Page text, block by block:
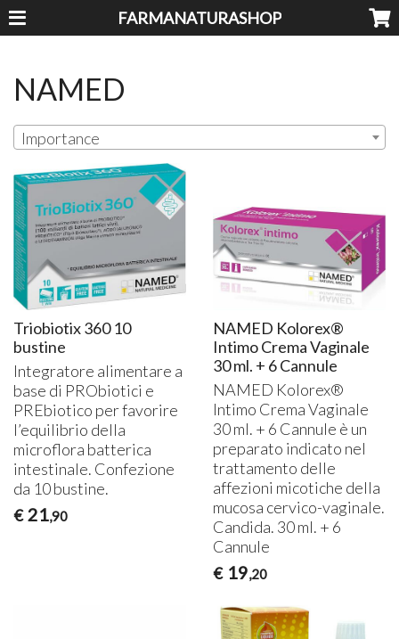
FARMANATURASHOP
NAMED
Importance
Triobiotix 360 10
bustine
Integratore alimentare a
base di PRObiotici e
PREbiotico per favorire
l’equilibrio della
microflora batterica
intestinale. Confezione
da 10 bustine.
€ 21,90
NAMED Kolorex®
Intimo Crema Vaginale
30 ml. + 6 Cannule
NAMED Kolorex®
Intimo Crema Vaginale
30 ml. + 6 Cannule è un
preparato indicato nel
trattamento delle
affezioni micotiche della
mucosa cervico-vaginale.
Candida. 30 ml. + 6
Cannule
€ 19,20